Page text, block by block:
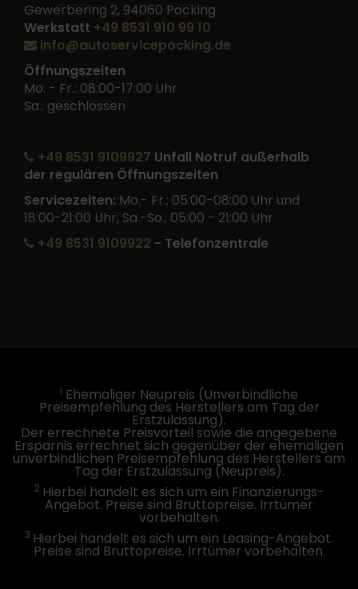
Gewerbering 2, 94060 Pocking
Werkstatt +49 8531 910 99 10
info@autoservicepocking.de
Öffnungszeiten
Mo. - Fr.: 08:00-17:00 Uhr
Sa.: geschlossen
+49 8531 9109927 Unfall Notruf außerhalb
der regulären Öffnungszeiten
Servicezeiten: Mo.- Fr.: 05:00-08:00 Uhr und
18:00-21:00 Uhr, Sa.-So.: 05:00 - 21:00 Uhr
+49 8531 9109922 - Telefonzentrale
1 Ehemaliger Neupreis (Unverbindliche
Preisempfehlung des Herstellers am Tag der
Erstzulassung).
Der errechnete Preisvorteil sowie die angegebene
Ersparnis errechnet sich gegenüber der ehemaligen
unverbindlichen Preisempfehlung des Herstellers am
Tag der Erstzulassung (Neupreis).
2 Hierbei handelt es sich um ein Finanzierungs-
Angebot. Preise sind Bruttopreise. Irrtümer
vorbehalten.
3 Hierbei handelt es sich um ein Leasing-Angebot.
Preise sind Bruttopreise. Irrtümer vorbehalten.